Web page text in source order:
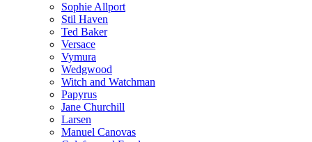
Sophie Allport
Stil Haven
Ted Baker
Versace
Vymura
Wedgwood
Witch and Watchman
Papyrus
Jane Churchill
Larsen
Manuel Canovas